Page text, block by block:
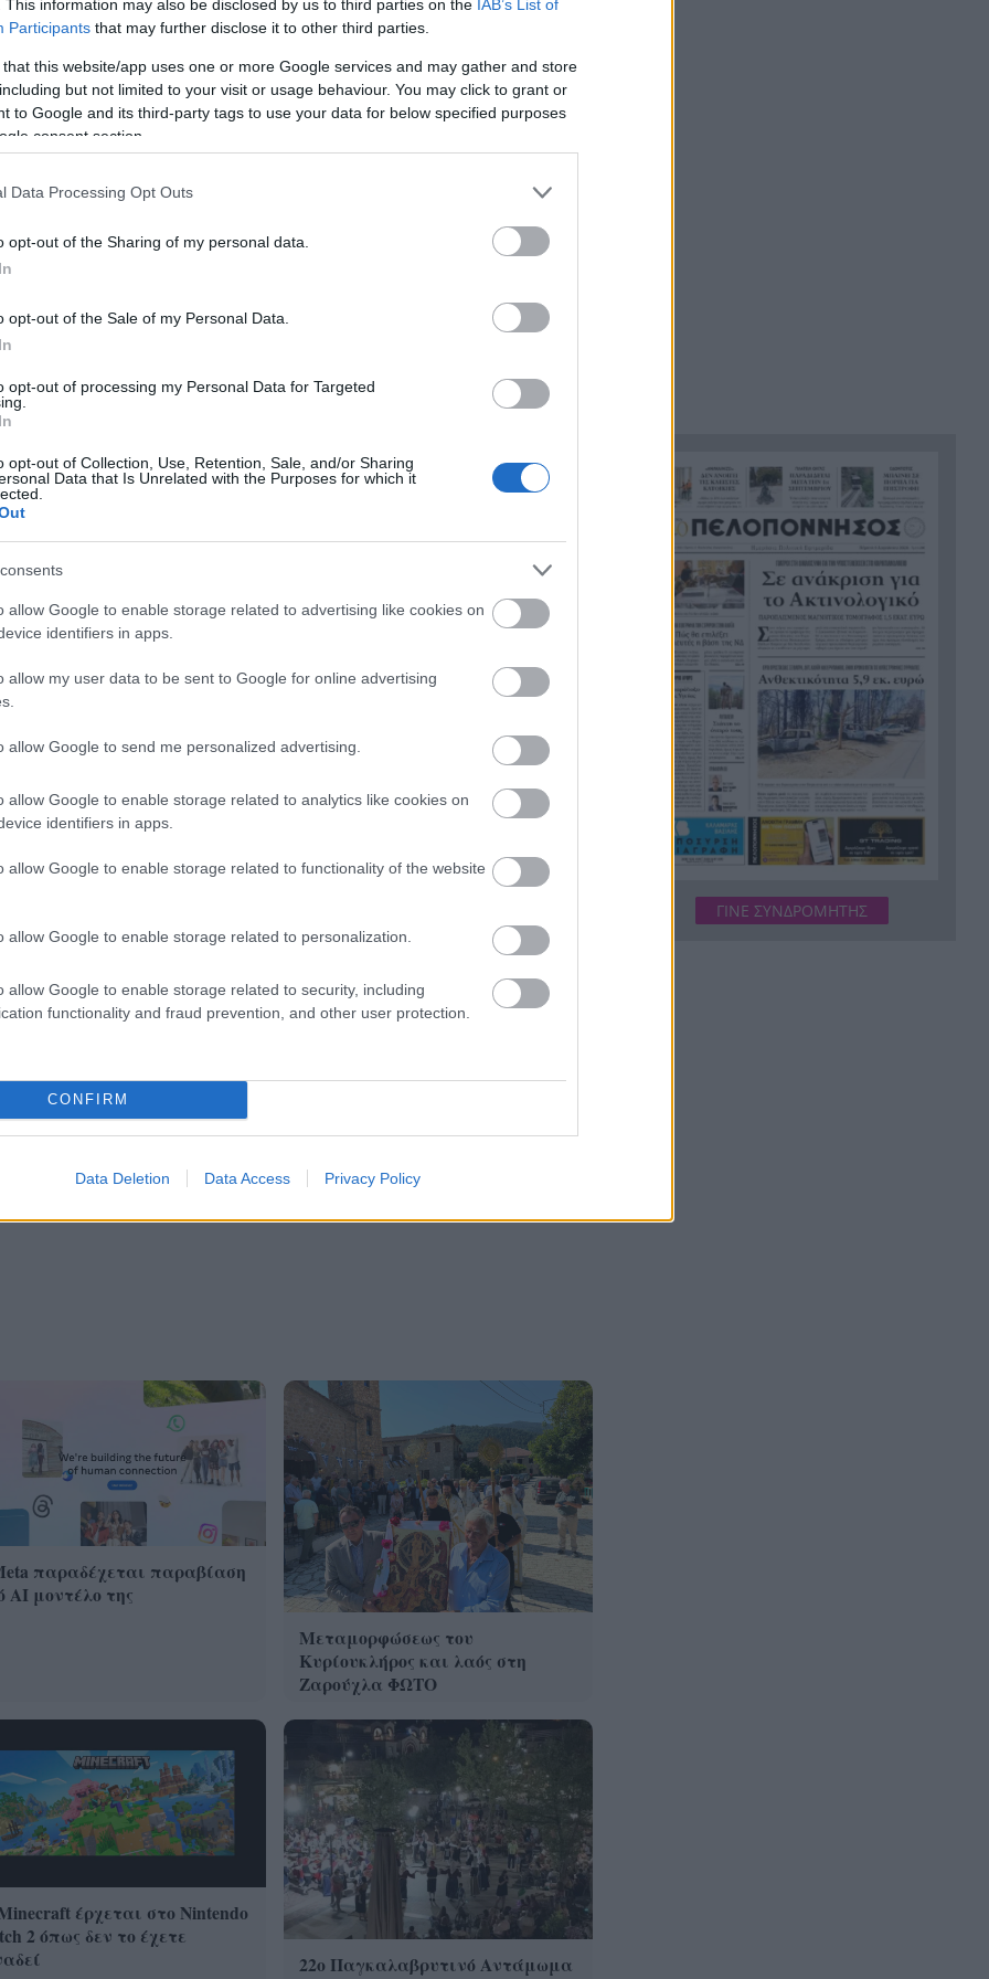
This information may also be disclosed by us to third parties on the IAB’s List of
Participants that may further disclose it to other third parties.
that this website/app uses one or more Google services and may gather and store
but not limited to your visit or usage behaviour. You may click to grant or
to Google and its third-party tags to use your data for below specified purposes
consent section.
Data Processing Opt Outs
opt-out of the Sharing of my personal data.
opt-out of the Sale of my Personal Data.
opt-out of processing my Personal Data for Targeted
opt-out of Collection, Use, Retention, Sale, and/or Sharing
Data that Is Unrelated with the Purposes for which it
allow Google to enable storage related to advertising like cookies on
identifiers in apps.
allow my user data to be sent to Google for online advertising
allow Google to send me personalized advertising.
allow Google to enable storage related to analytics like cookies on
identifiers in apps.
allow Google to enable storage related to functionality of the website
allow Google to enable storage related to personalization.
allow Google to enable storage related to security, including
functionality and fraud prevention, and other user protection.
CONFIRM
Data Deletion Data Access Privacy Policy
η ατμόσφαιρα, πότε υποχωρεί η «INES»
που συνελήφθη με παράνομους αποκωδικοποιητές
σημαίες», ποιες παραλίες ξεχωρίζουν ΦΩΤΟ
αναζητείται 15χρονος
στη Δυτική Ελλάδα, τι δείχνουν τα στοιχεία
από την 6η ΕΜΑΚ, ένας τραυματίας ΦΩΤΟ
στα χέρια του νονού της
σε ανοιχτή γραμμή με τον Πολίτη
παράπονα, καταγγελίες ή ιδέες για τη γειτονιά σου.
τις ειδήσειςστο Bing News και το Google News
παραδέχεται παραβίαση
AI μοντέλο της
Μεταμορφώσεως του
Κυρίουκλήρος και λαός στη
Ζαρούχλα ΦΩΤΟ
έρχεται στο Nintendo
2 όπως δεν το έχετε
22ο Παγκαλαβρυτινό Αντάμωμα
20:12
Κόκκινα τα 118 κτίρια στις 325
αυτοψίες των πληγεισών
περιοχών από τις
καταστροφικές πυρκαγιές
20:00 Η ανακοίνωση της ΕΑΠ για
Βασιλάκο και Μαμάση
Γιατί οδηγήθηκαν στη φυλακή
οι οι δύο Ινδοί, που
κατηγορούνται για τη
δολοφονία του 58χρονου
ψυχολόγου στο Ναύπλιο,
ΒΙΝΤΕΟ
19:36 Το Ιράν στέλνει μήνυμα στον
Κόλπο: «Φρενάρετε τον Τραμπ
ή θα πληγούν κρίσιμες
ΓΙΝΕ ΣΥΝΔΡΟΜΗΤΗΣ